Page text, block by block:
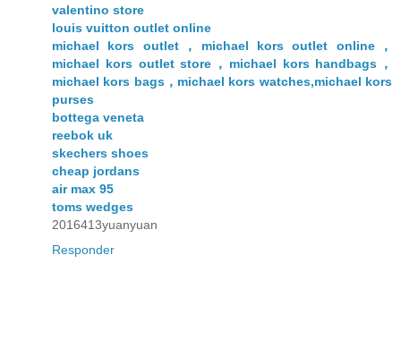
valentino store
louis vuitton outlet online
michael kors outlet，michael kors outlet online，
michael kors outlet store，michael kors handbags，
michael kors bags，michael kors watches,michael kors
purses
bottega veneta
reebok uk
skechers shoes
cheap jordans
air max 95
toms wedges
2016413yuanyuan
Responder